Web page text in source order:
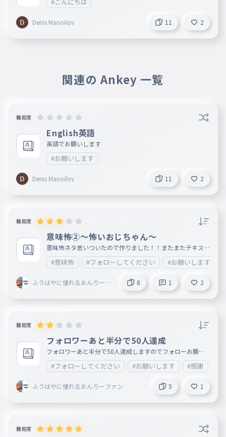
Denis Manoilov 11 2
関連の Ankey 一覧
難易度
English英語
英語でお願いします
#お願いします
Denis Manoilov 11 2
難易度
意味怖②〜怖いおじちゃん〜
意味怖ネタ思いついたので作りました！！またまたテキスト
は前回同様あいうえおタイピングー！！パチパチ👏①はこち
らからどうぞいいね＆フォローよろしくお願いします！→ht
tps://ankey.io/wordbooks/cvel0fq9io6g02vcphu0 ↓解説
はこちら↓ 解説しなくてもわかると思うけど息子が携帯を
持たずに帰ってきたということは、その「怖いおじちゃん」
が近づいてきているということ。ﾋｨｨ怖いよぉぉぉぉぉぉぉ
ぉぉぉ実際にあったら怖いよねぇ（記号入力なし）
#意味怖 #フォローしてください #お願いします
ふうはやに憧れるおんりーフ
8 1 2
難易度
フォロワーあと半分で50人達成
フォロワーあと半分で50人達成しますのでフォローお願い
します！！
#フォローしてください #お願いします #感謝
ふうはやに憧れるおんりーファン 5 1
難易度